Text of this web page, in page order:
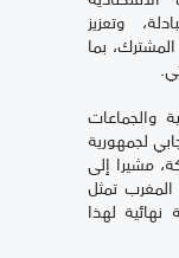
وتعزيز
بما
والجماعات
لجمهورية
مشيرا إلى
تمثل
لهذا